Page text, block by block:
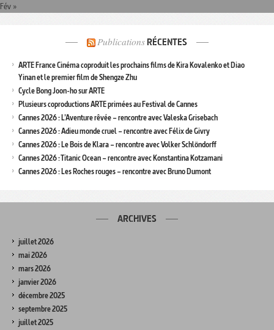
Fév »
Publications RÉCENTES
ARTE France Cinéma coproduit les prochains films de Kira Kovalenko et Diao
Yinan et le premier film de Shengze Zhu
Cycle Bong Joon-ho sur ARTE
Plusieurs coproductions ARTE primées au Festival de Cannes
Cannes 2026 : L’Aventure rêvée – rencontre avec Valeska Grisebach
Cannes 2026 : Adieu monde cruel – rencontre avec Félix de Givry
Cannes 2026 : Le Bois de Klara – rencontre avec Volker Schlöndorff
Cannes 2026 : Titanic Ocean – rencontre avec Konstantina Kotzamani
Cannes 2026 : Les Roches rouges – rencontre avec Bruno Dumont
ARCHIVES
juillet 2026
mai 2026
mars 2026
janvier 2026
décembre 2025
septembre 2025
juillet 2025